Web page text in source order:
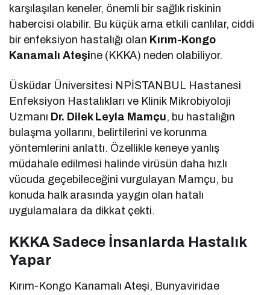
karşılaşılan keneler, önemli bir sağlık riskinin
habercisi olabilir. Bu küçük ama etkili canlılar, ciddi
bir enfeksiyon hastalığı olan Kırım-Kongo
Kanamalı Ateşine (KKKA) neden olabiliyor.
Üsküdar Üniversitesi NPİSTANBUL Hastanesi
Enfeksiyon Hastalıkları ve Klinik Mikrobiyoloji
Uzmanı Dr. Dilek Leyla Mamçu, bu hastalığın
bulaşma yollarını, belirtilerini ve korunma
yöntemlerini anlattı. Özellikle keneye yanlış
müdahale edilmesi halinde virüsün daha hızlı
vücuda geçebileceğini vurgulayan Mamçu, bu
konuda halk arasında yaygın olan hatalı
uygulamalara da dikkat çekti.
KKKA Sadece İnsanlarda Hastalık
Yapar
Kırım-Kongo Kanamalı Ateşi, Bunyaviridae